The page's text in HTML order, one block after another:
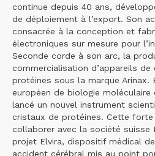
continue depuis 40 ans,
de déploiement à l’export. Son
consacrée à la conception et
électroniques sur mesure pour
Seconde corde à son arc, la
commercialisation d’appareils
protéines sous la marque Arinax.
européen de biologie moléculaire
lancé un nouvel instrument
cristaux de protéines. Cette
collaborer avec la société suisse
projet Elvira, dispositif médical
accident cérébral mis au point